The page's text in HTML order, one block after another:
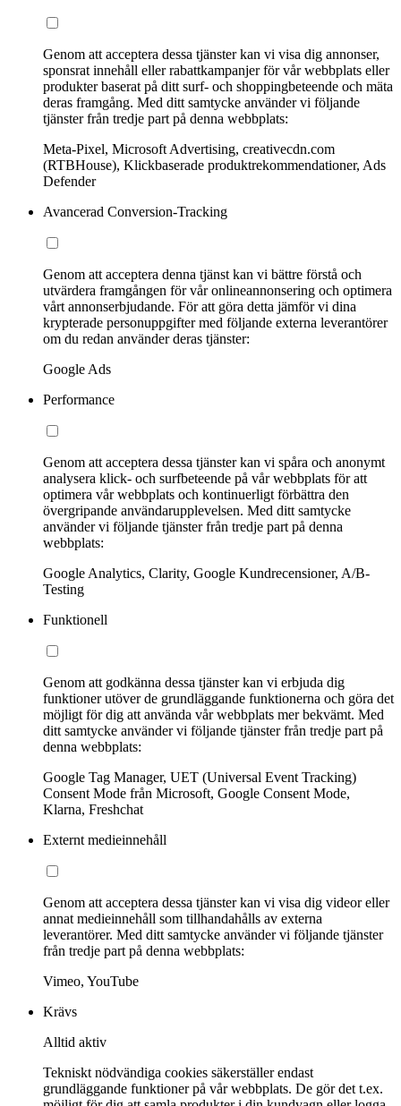
Genom att acceptera dessa tjänster kan vi visa dig annonser,
sponsrat innehåll eller rabattkampanjer för vår webbplats eller
produkter baserat på ditt surf- och shoppingbeteende och mäta
deras framgång. Med ditt samtycke använder vi följande
tjänster från tredje part på denna webbplats:
Meta-Pixel, Microsoft Advertising, creativecdn.com
(RTBHouse), Klickbaserade produktrekommendationer, Ads
Defender
Avancerad Conversion-Tracking
Genom att acceptera denna tjänst kan vi bättre förstå och
utvärdera framgången för vår onlineannonsering och optimera
vårt annonserbjudande. För att göra detta jämför vi dina
krypterade personuppgifter med följande externa leverantörer
om du redan använder deras tjänster:
Google Ads
Performance
Genom att acceptera dessa tjänster kan vi spåra och anonymt
analysera klick- och surfbeteende på vår webbplats för att
optimera vår webbplats och kontinuerligt förbättra den
övergripande användarupplevelsen. Med ditt samtycke
använder vi följande tjänster från tredje part på denna
webbplats:
Google Analytics, Clarity, Google Kundrecensioner, A/B-
Testing
Funktionell
Genom att godkänna dessa tjänster kan vi erbjuda dig
funktioner utöver de grundläggande funktionerna och göra det
möjligt för dig att använda vår webbplats mer bekvämt. Med
ditt samtycke använder vi följande tjänster från tredje part på
denna webbplats:
Google Tag Manager, UET (Universal Event Tracking)
Consent Mode från Microsoft, Google Consent Mode,
Klarna, Freshchat
Externt medieinnehåll
Genom att acceptera dessa tjänster kan vi visa dig videor eller
annat medieinnehåll som tillhandahålls av externa
leverantörer. Med ditt samtycke använder vi följande tjänster
från tredje part på denna webbplats:
Vimeo, YouTube
Krävs
Alltid aktiv
Tekniskt nödvändiga cookies säkerställer endast
grundläggande funktioner på vår webbplats. De gör det t.ex.